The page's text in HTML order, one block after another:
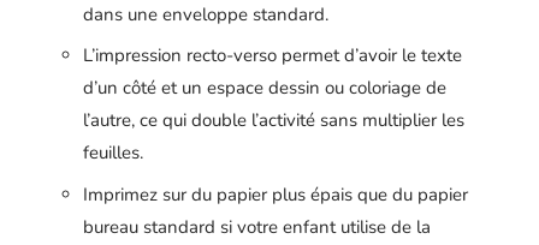
dans une enveloppe standard.
L’impression recto-verso permet d’avoir le texte
d’un côté et un espace dessin ou coloriage de
l’autre, ce qui double l’activité sans multiplier les
feuilles.
Imprimez sur du papier plus épais que du papier
bureau standard si votre enfant utilise de la